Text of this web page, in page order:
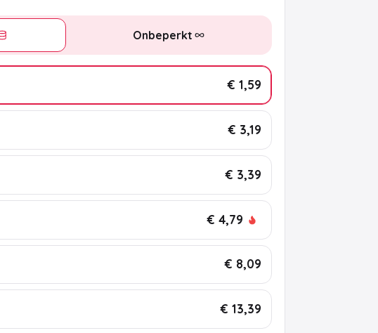
Onbeperkt
€ 1,59
€ 3,19
€ 3,39
€ 4,79
€ 8,09
€ 13,39